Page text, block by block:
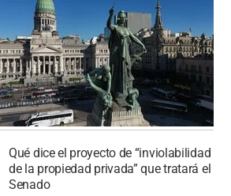
Qué dice el proyecto de “inviolabilidad
de la propiedad privada” que tratará el
Senado